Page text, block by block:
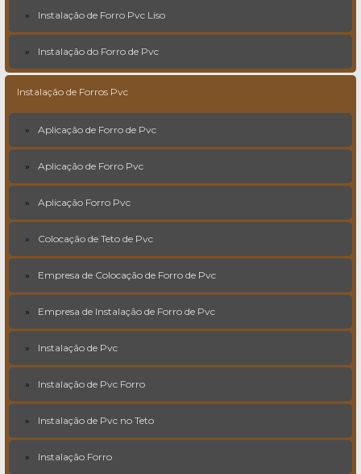
Instalação de Forro Pvc Liso
Instalação do Forro de Pvc
Instalação de Forros Pvc
Aplicação de Forro de Pvc
Aplicação de Forro Pvc
Aplicação Forro Pvc
Colocação de Teto de Pvc
Empresa de Colocação de Forro de Pvc
Empresa de Instalação de Forro de Pvc
Instalação de Pvc
Instalação de Pvc Forro
Instalação de Pvc no Teto
Instalação Forro